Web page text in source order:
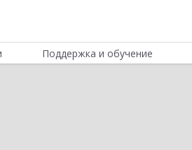
Поддержка и обучение